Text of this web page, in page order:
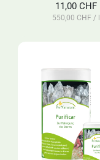
11,00 CHF
550,00 CHF / l